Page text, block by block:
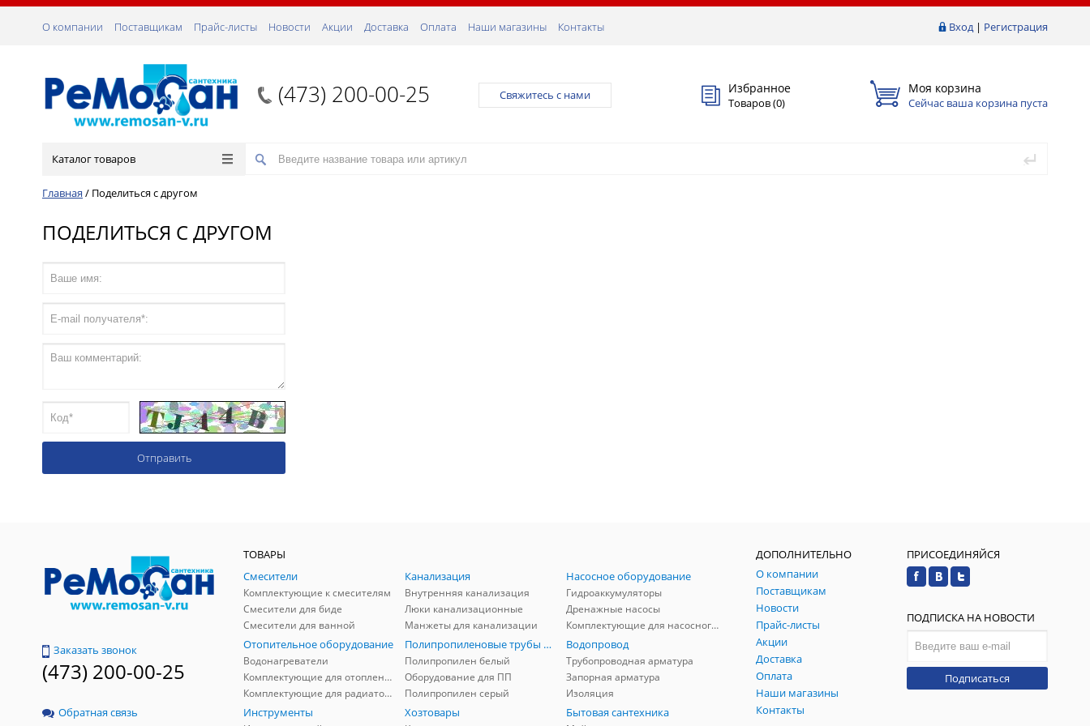
Вход| Регистрация
О компании Поставщикам Прайс-листы Новости Акции Доставка Оплата Наши магазины Контакты
(473) 200-00-25 Свяжитесь с нами Избранное
Товаров (0)
Моя корзина
Сейчас ваша корзина пуста
Каталог товаров
Главная / Поделиться с другом
ПОДЕЛИТЬСЯ С ДРУГОМ
Заказать звонок
(473) 200-00-25
Обратная связь
ТОВАРЫ
Смесители
Комплектующие к смесителям
Смесители для биде
Смесители для ванной
Канализация
Внутренняя канализация
Люки канализационные
Манжеты для канализации
Насосное оборудование
Гидроаккумуляторы
Дренажные насосы
Комплектующие для насосного оборудования
Отопительное оборудование
Водонагреватели
Комплектующие для отопления
Комплектующие для радиаторов
Полипропиленовые трубы и фитинги
Полипропилен белый
Оборудование для ПП
Полипропилен серый
Водопровод
Трубопроводная арматура
Запорная арматура
Изоляция
Инструменты Хозтовары Бытовая сантехника
ДОПОЛНИТЕЛЬНО
О компании
Поставщикам
Новости
Прайс-листы
Акции
Доставка
Оплата
Наши магазины
Контакты
ПРИСОЕДИНЯЙСЯ
ПОДПИСКА НА НОВОСТИ
Подписаться